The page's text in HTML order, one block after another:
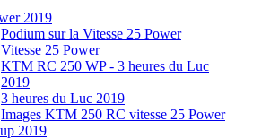
2019
Podium sur la Vitesse 25 Power
Vitesse 25 Power
KTM RC 250 WP - 3 heures du Luc
2019
3 heures du Luc 2019
Images KTM 250 RC vitesse 25 Power
2019